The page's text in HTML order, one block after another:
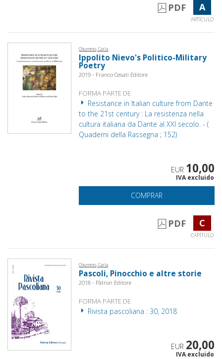
PDF A
ARTÍCULO
Chiummo, Carla
Ippolito Nievo's Politico-Military
Poetry
2019 - Franco Cesati Editore
FORMA PARTE DE
Resistance in Italian culture from Dante
to the 21st century : La resistenza nella
cultura italiana da Dante al XXI secolo. - (
Quaderni della Rassegna ; 152)
EUR 10,00
IVA excluido
COMPRAR
PDF C
CAPÍTULO
Chiummo, Carla
Pascoli, Pinocchio e altre storie
2018 - Pàtron Editore
FORMA PARTE DE
Rivista pascoliana : 30, 2018
EUR 20,00
IVA excluido